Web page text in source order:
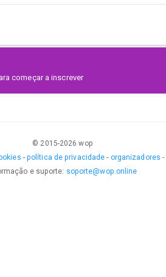
inscripción y esta sujeta a disponibilidad de
começar a inscrever
© 2015-2026 wop
- política de privacidade - organizadores -
e suporte: soporte@wop.online